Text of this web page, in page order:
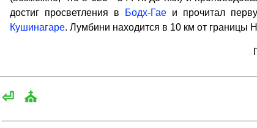
достиг просветления в
Бодх-Гаеи прочитал
Кушинагаре. Лумбини находится в 10 км от границы
⏎ ⛪